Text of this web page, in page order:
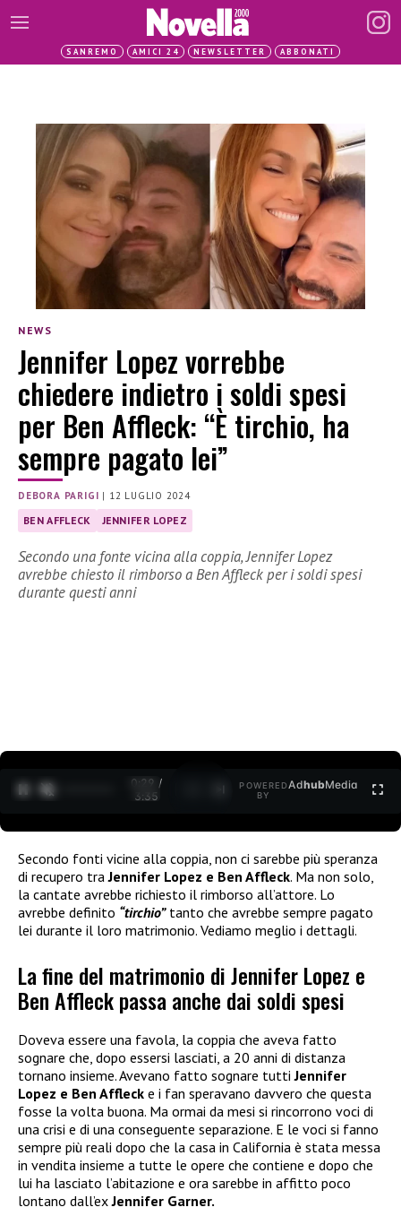
SANREMO AMICI 24 NEWSLETTER ABBONATI
NEWS
Jennifer Lopez vorrebbe
chiedere indietro i soldi spesi
per Ben Affleck: “È tirchio, ha
sempre pagato lei”
DEBORA PARIGI | 12 LUGLIO 2024
BEN AFFLECK JENNIFER LOPEZ
Secondo una fonte vicina alla coppia, Jennifer Lopez
avrebbe chiesto il rimborso a Ben Affleck per i soldi spesi
durante questi anni
0:30 /
3:35
POWERED
BY
AdhubMedia
Secondo fonti vicine alla coppia, non ci sarebbe più speranza
di recupero traJennifer Lopez e Ben Affleck. Ma non solo,
la cantate avrebbe richiesto il rimborso all’attore. Lo
avrebbe definito “tirchio”tanto che avrebbe sempre pagato
lei durante il loro matrimonio. Vediamo meglio i dettagli.
La fine del matrimonio di Jennifer Lopez e
Ben Affleck passa anche dai soldi spesi
Doveva essere una favola, la coppia che aveva fatto
sognare che, dopo essersi lasciati, a 20 anni di distanza
tornano insieme. Avevano fatto sognare tuttiJennifer
Lopez e Ben Affleck e i fan speravano davvero che questa
fosse la volta buona. Ma ormai da mesi si rincorrono voci di
una crisi e di una conseguente separazione. E le voci si fanno
sempre più reali dopo che la casa in California è stata messa
in vendita insieme a tutte le opere che contiene e dopo che
lui ha lasciato l’abitazione e ora sarebbe in affitto poco
lontano dall’exJennifer Garner.